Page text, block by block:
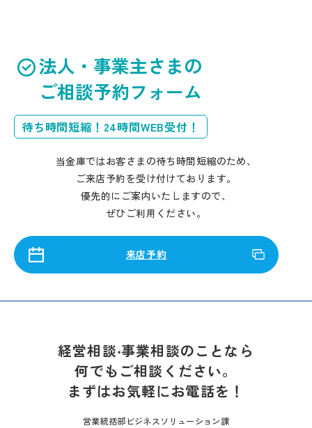
法人・事業主さまの
ご相談予約フォーム
待ち時間短縮！24時間WEB受付！
当金庫ではお客さまの待ち時間短縮のため、
ご来店予約を受け付けております。
優先的にご案内いたしますので、
ぜひご利用ください。
来店予約
経営相談‧事業相談のことなら
何でもご相談ください。
まずはお気軽にお電話を！
営業統括部ビジネスソリューション課